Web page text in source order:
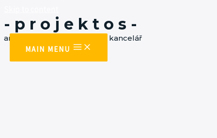
MAIN MENU
- p r o j e k t o s -
architektonická a projekční kancelář